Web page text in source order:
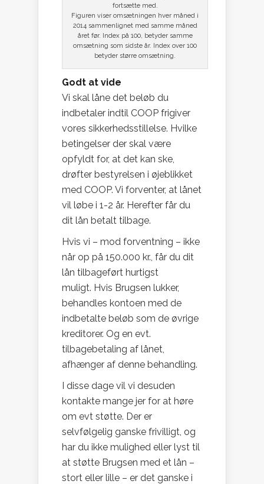
fortsætte med.
Figuren viser omsætningen hver måned i
2014 sammenlignet med samme måned
året før. Index på 100, betyder samme
omsætning som sidste år. Index over 100
betyder større omsætning.
Godt at vide
Vi skal låne det beløb du
indbetaler indtil COOP frigiver
vores sikkerhedsstillelse. Hvilke
betingelser der skal være
opfyldt for, at det kan ske,
drøfter bestyrelsen i øjeblikket
med COOP. Vi forventer, at lånet
vil løbe i 1-2 år. Herefter får du
dit lån betalt tilbage.
Hvis vi – mod forventning – ikke
når op på 150.000 kr., får du dit
lån tilbageført hurtigst
muligt. Hvis Brugsen lukker,
behandles kontoen med de
indbetalte beløb som de øvrige
kreditorer. Og en evt.
tilbagebetaling af lånet,
afhænger af denne behandling.
I disse dage vil vi desuden
kontakte mange jer for at høre
om evt støtte. Der er
selvfølgelig ganske frivilligt, og
har du ikke mulighed eller lyst til
at støtte Brugsen med et lån –
stort eller lille – er det ganske i